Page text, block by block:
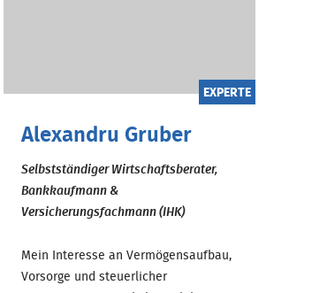
EXPERTE
Alexandru Gruber
Selbstständiger Wirtschaftsberater,
Bankkaufmann &
Versicherungsfachmann (IHK)
Mein Interesse an Vermögensaufbau,
Vorsorge und steuerlicher